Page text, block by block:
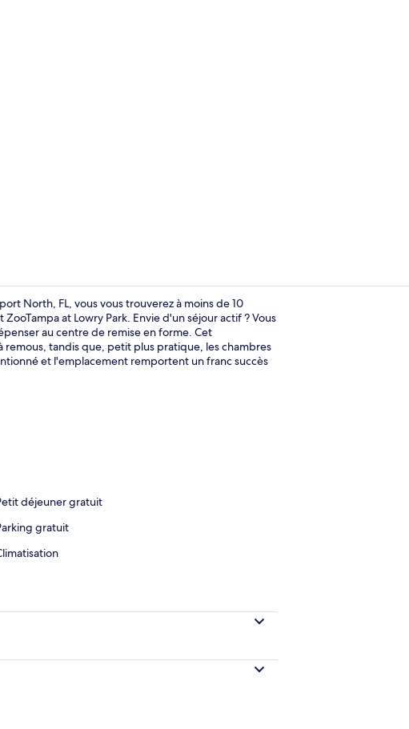
Hall
North, FL, vous vous trouverez à moins de 10
at Lowry Park. Envie d'un séjour actif ? Vous
au centre de remise en forme. Cet
tandis que, petit plus pratique, les chambres
et l'emplacement remportent un franc succès
déjeuner gratuit
gratuit